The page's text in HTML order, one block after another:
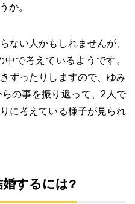
か。
ない人かもしれませんが、
で考えているようです。
ずったりしますので、ゆみ
の事を振り返って、2人で
に考えている様子が見られ
するには?